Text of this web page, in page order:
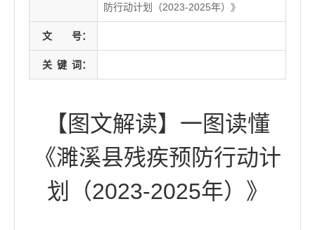
防行动计划（2023-2025年）》
文 号：
关 键 词：
【图文解读】一图读懂
《濉溪县残疾预防行动计
划（2023-2025年）》